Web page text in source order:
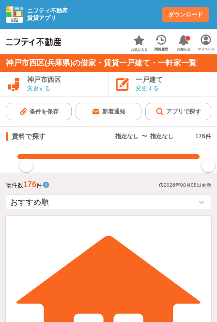
ニフティ不動産
賃貸アプリ
ダウンロード
お気に入り 閲覧履歴 お知らせ マイページ
神戸市西区(兵庫県)の借家・賃貸一戸建て・一軒家一覧
神戸市西区
変更する
一戸建て
変更する
条件を保存 新着通知 アプリで探す
賃料で探す 指定なし 〜 指定なし 176件
物件数176件 2026年08月08日更新